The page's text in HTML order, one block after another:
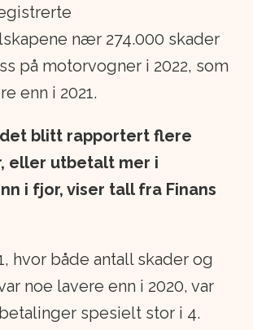
nær 274.000 skader
på motorvogner i 2022, som
enn i 2021.
blitt rapportert flere
eller utbetalt mer i
i fjor, viser tall fra Finans
hvor både antall skader og
noe lavere enn i 2020, var
spesielt stor i 4.